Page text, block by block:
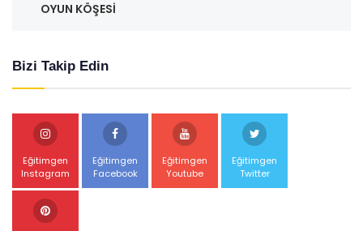
OYUN KÖŞESI
Bizi Takip Edin
Eğitimgen
Instagram
Eğitimgen
Facebook
Eğitimgen
Youtube
Eğitimgen
Twitter